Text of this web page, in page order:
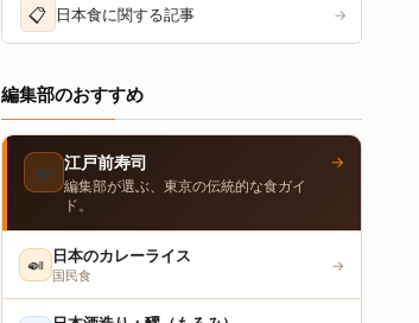
📋 日本食に関する記事 →
編集部のおすすめ
🍣 江戸前寿司
編集部が選ぶ、東京の伝統的な食ガイ
ド。
→
🍛 日本のカレーライス
国民食
→